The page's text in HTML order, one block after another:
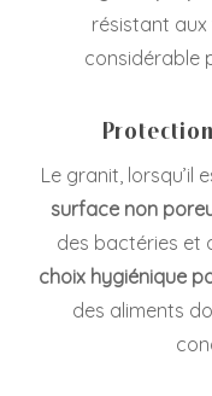
résistant
considérable
Le granit, lorsqu’il
surface non
des bactéries et
choix hygiénique
des aliments